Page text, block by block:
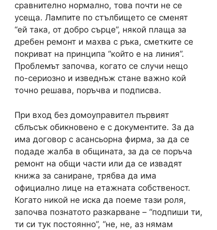
сравнително нормално, това почти не се
усеща. Лампите по стълбището се сменят
“ей така, от добро сърце”, някой плаща за
дребен ремонт и махва с ръка, сметките се
покриват на принципа “който е на линия”.
Проблемът започва, когато се случи нещо
по-сериозно и изведнъж стане важно кой
точно решава, поръчва и подписва.
При вход без домоуправител първият
сблъсък обикновено е с документите. За да
има договор с асансьорна фирма, за да се
подаде жалба в общината, за да се поръча
ремонт на общи части или да се извадят
книжа за саниране, трябва да има
официално лице на етажната собственост.
Когато никой не иска да поеме тази роля,
започва познатото разкарване – “подпиши ти,
ти си тук постоянно”, “не, не, аз нямам